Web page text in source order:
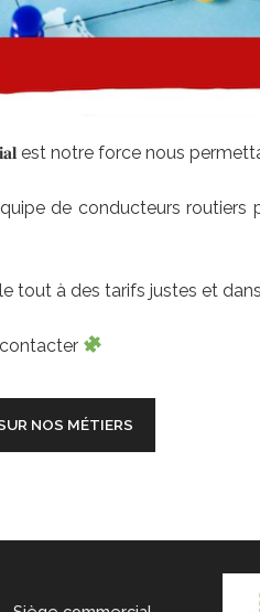
est notre force nous
de conducteurs
le tout à des tarifs justes et
NOS MÉTIERS